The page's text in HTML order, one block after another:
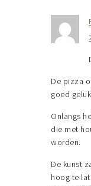
De pizza
goed
Onlangs
die met
worden.
De kunst
hoog te